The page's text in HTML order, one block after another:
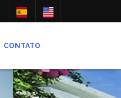
CONTATO